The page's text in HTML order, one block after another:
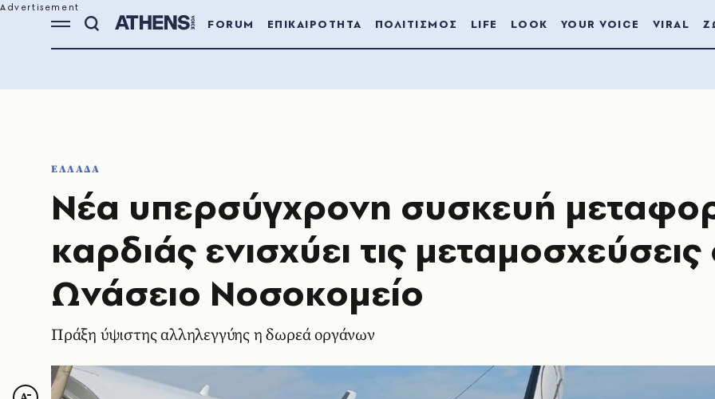
FORUM ΕΠΙΚΑΙΡΟΤΗΤΑ ΠΟΛΙΤΙΣΜΟΣ LIFE LOOK YOUR VOICE VIRAL
ΕΛΛΑΔΑ
Νέα υπερσύγχρονη συσκευή
καρδιάς ενισχύει τις
Ωνάσειο Νοσοκομείο
Πράξη ύψιστης αλληλεγγύης η δωρεά οργάνων